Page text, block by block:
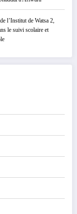
l’Institut de Watsa 2,
le suivi scolaire et